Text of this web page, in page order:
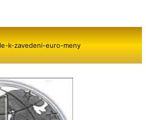
k-zavedeni-euro-meny